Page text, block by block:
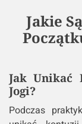
Jakie
Jak Unikać
Jogi?
Podczas